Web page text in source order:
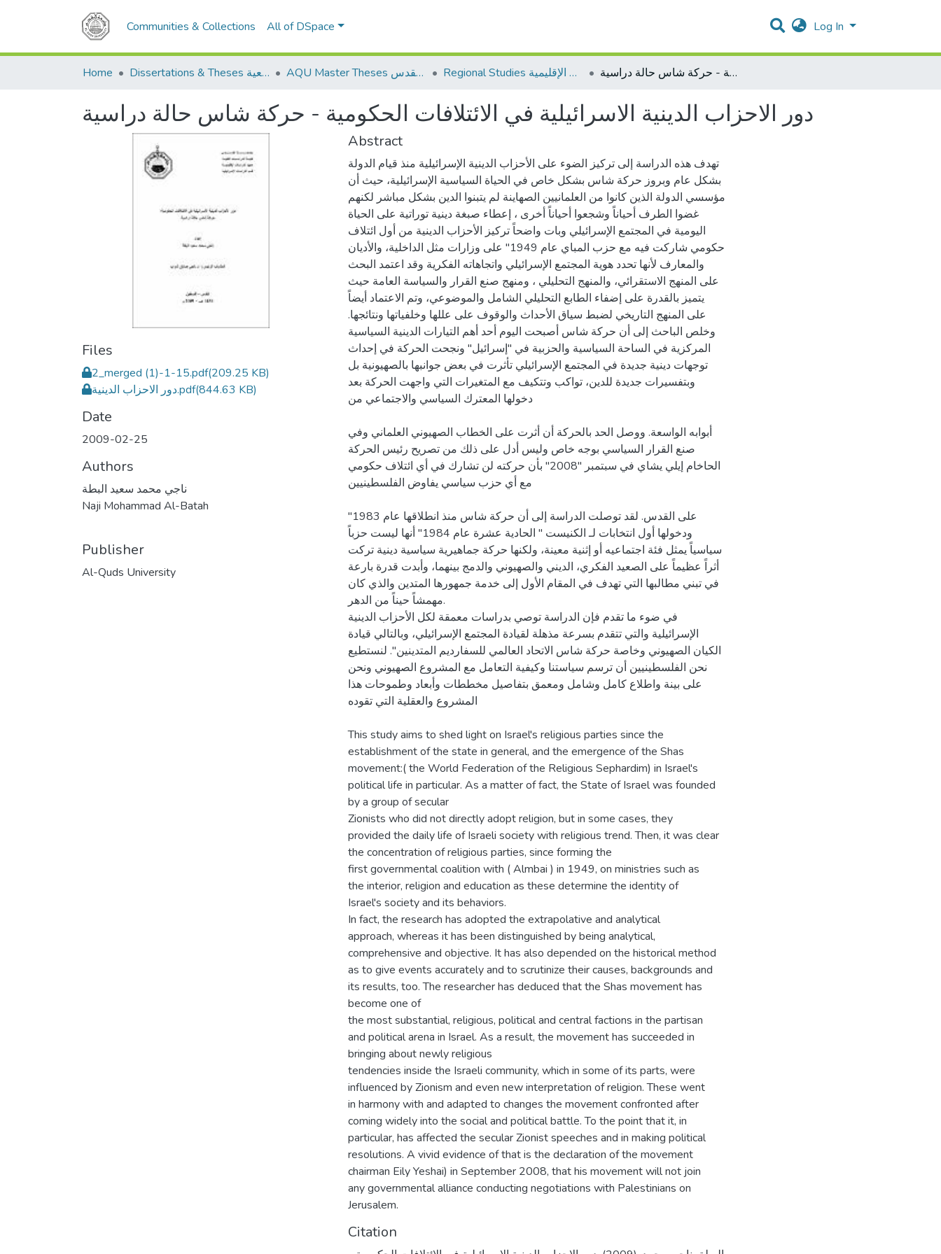
Communities & Collections All of DSpace Log In
Home Dissertations & Theses الرسائل الجامعية AQU Master Theses الرسائل الجامعية الخاصة بجامعة القدس Regional Studies الدراسات الإقليمية دور الاحزاب الدينية الاسرائيلية في الائتلافات الحكومية - حركة شاس حالة دراسية
دور الاحزاب الدينية الاسرائيلية في الائتلافات الحكومية - حركة شاس حالة دراسية
Files
2_merged (1)-1-15.pdf(209.25 KB)
دور الاحزاب الدينية.pdf(844.63 KB)
Date
2009-02-25
Authors
ناجي محمد سعيد البطة
Naji Mohammad Al-Batah
Publisher
Al-Quds University
Abstract
تهدف هذه الدراسة إلى تركيز الضوء على الأحزاب الدينية الإسرائيلية منذ قيام الدولة
بشكل عام وبروز حركة شاس بشكل خاص في الحياة السياسية الإسرائيلية، حيث أن
مؤسسي الدولة الذين كانوا من العلمانيين الصهاينة لم يتبنوا الدين بشكل مباشر لكنهم
غضوا الطرف أحياناً وشجعوا أحياناً أخرى ، إعطاء صبغة دينية توراتية على الحياة
اليومية في المجتمع الإسرائيلي وبات واضحاً تركيز الأحزاب الدينية من أول ائتلاف
حكومي شاركت فيه مع حزب المباي عام 1949" على وزارات مثل الداخلية، والأديان
والمعارف لأنها تحدد هوية المجتمع الإسرائيلي واتجاهاته الفكرية وقد اعتمد البحث
على المنهج الاستقرائي، والمنهج التحليلي ، ومنهج صنع القرار والسياسة العامة حيث
يتميز بالقدرة على إضفاء الطابع التحليلي الشامل والموضوعي، وتم الاعتماد أيضاً
على المنهج التاريخي لضبط سياق الأحداث والوقوف على عللها وخلفياتها ونتائجها.
وخلص الباحث إلى أن حركة شاس أصبحت اليوم أحد أهم التيارات الدينية السياسية
المركزية في الساحة السياسية والحزبية في "إسرائيل" ونجحت الحركة في إحداث
توجهات دينية جديدة في المجتمع الإسرائيلي تأثرت في بعض جوانبها بالصهيونية بل
وبتفسيرات جديدة للدين، تواكب وتتكيف مع المتغيرات التي واجهت الحركة بعد
دخولها المعترك السياسي والاجتماعي من
أبوابه الواسعة. ووصل الحد بالحركة أن أثرت على الخطاب الصهيوني العلماني وفي
صنع القرار السياسي بوجه خاص وليس أدل على ذلك من تصريح رئيس الحركة
الحاخام إيلي يشاي في سبتمبر "2008" بأن حركته لن تشارك في أي ائتلاف حكومي
مع أي حزب سياسي يفاوض الفلسطينيين
على القدس. لقد توصلت الدراسة إلى أن حركة شاس منذ انطلاقها عام 1983"
ودخولها أول انتخابات لـ الكنيست " الحادية عشرة عام 1984" أنها ليست حزباً
سياسياً يمثل فئة اجتماعيه أو إثنية معينة، ولكنها حركة جماهيرية سياسية دينية تركت
أثراً عظيماً على الصعيد الفكري، الديني والصهيوني والدمج بينهما، وأبدت قدرة بارعة
في تبني مطالبها التي تهدف في المقام الأول إلى خدمة جمهورها المتدين والذي كان
مهمشاً حيناً من الدهر.
في ضوء ما تقدم فإن الدراسة توصي بدراسات معمقة لكل الأحزاب الدينية
الإسرائيلية والتي تتقدم بسرعة مذهلة لقيادة المجتمع الإسرائيلي، وبالتالي قيادة
الكيان الصهيوني وخاصة حركة شاس الاتحاد العالمي للسفارديم المتدينين". لنستطيع
نحن الفلسطينيين أن ترسم سياستنا وكيفية التعامل مع المشروع الصهيوني ونحن
على بينة واطلاع كامل وشامل ومعمق بتفاصيل مخططات وأبعاد وطموحات هذا
المشروع والعقلية التي تقوده
This study aims to shed light on Israel's religious parties since the
establishment of the state in general, and the emergence of the Shas
movement:( the World Federation of the Religious Sephardim) in Israel's
political life in particular. As a matter of fact, the State of Israel was founded
by a group of secular
Zionists who did not directly adopt religion, but in some cases, they
provided the daily life of Israeli society with religious trend. Then, it was clear
the concentration of religious parties, since forming the
first governmental coalition with ( Almbai ) in 1949, on ministries such as
the interior, religion and education as these determine the identity of
Israel's society and its behaviors.
In fact, the research has adopted the extrapolative and analytical
approach, whereas it has been distinguished by being analytical,
comprehensive and objective. It has also depended on the historical method
as to give events accurately and to scrutinize their causes, backgrounds and
its results, too. The researcher has deduced that the Shas movement has
become one of
the most substantial, religious, political and central factions in the partisan
and political arena in Israel. As a result, the movement has succeeded in
bringing about newly religious
tendencies inside the Israeli community, which in some of its parts, were
influenced by Zionism and even new interpretation of religion. These went
in harmony with and adapted to changes the movement confronted after
coming widely into the social and political battle. To the point that it, in
particular, has affected the secular Zionist speeches and in making political
resolutions. A vivid evidence of that is the declaration of the movement
chairman Eily Yeshai) in September 2008, that his movement will not join
any governmental alliance conducting negotiations with Palestinians on
Jerusalem.
Citation